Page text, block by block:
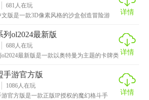
681 人在玩
文版是一款3D像素风格的沙盒创造冒险游
详情
列ol2024最新版
688人在玩
最新版是一款以奥特曼为主题的卡牌类 详情
手游官方版
1086人在玩
游官方版是一款正版IP授权的魔幻格斗手
详情